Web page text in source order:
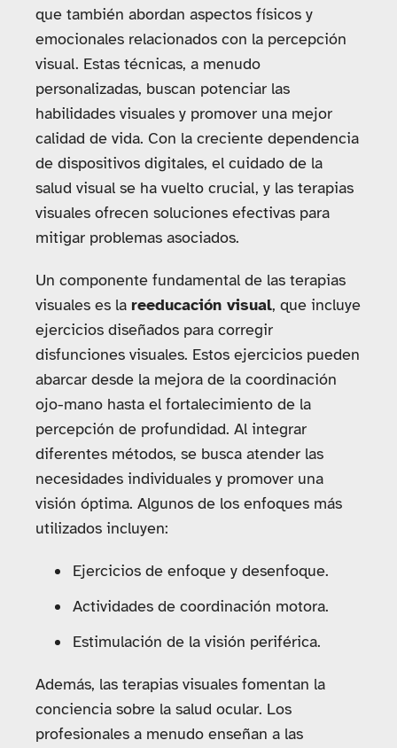
que también abordan aspectos físicos y
emocionales relacionados con la percepción
visual. Estas técnicas, a menudo
personalizadas, buscan potenciar las
habilidades visuales y promover una mejor
calidad de vida. Con la creciente dependencia
de dispositivos digitales, el cuidado de la
salud visual se ha vuelto crucial, y las terapias
visuales ofrecen soluciones efectivas para
mitigar problemas asociados.
Un componente fundamental de las terapias
visuales es la reeducación visual, que incluye
ejercicios diseñados para corregir
disfunciones visuales. Estos ejercicios pueden
abarcar desde la mejora de la coordinación
ojo-mano hasta el fortalecimiento de la
percepción de profundidad. Al integrar
diferentes métodos, se busca atender las
necesidades individuales y promover una
visión óptima. Algunos de los enfoques más
utilizados incluyen:
Ejercicios de enfoque y desenfoque.
Actividades de coordinación motora.
Estimulación de la visión periférica.
Además, las terapias visuales fomentan la
conciencia sobre la salud ocular. Los
profesionales a menudo enseñan a las